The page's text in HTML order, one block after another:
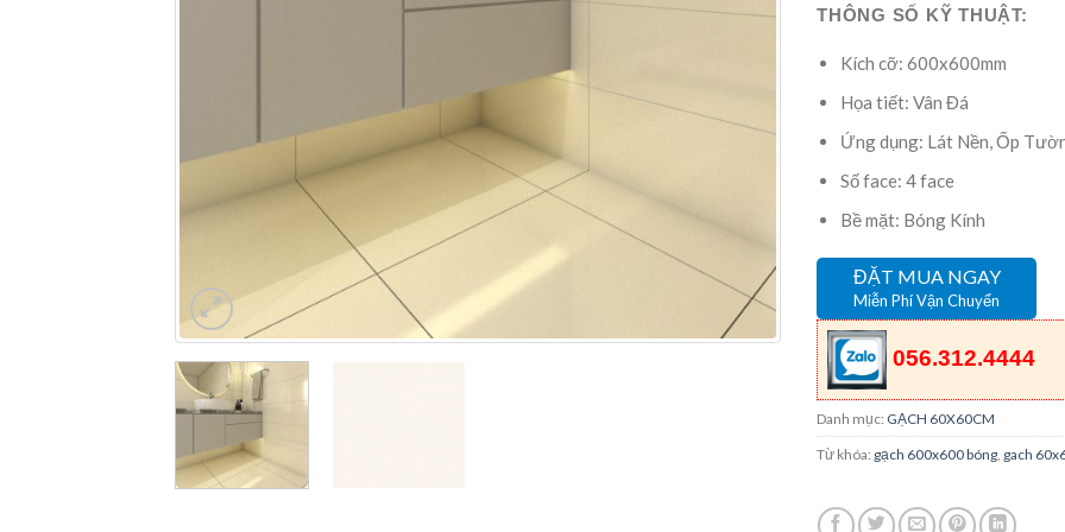
THÔNG SỐ KỸ THUẬT:
Kích cỡ: 600x600mm
Họa tiết: Vân Đá
Ứng dụng: Lát Nền, Ốp
Số face: 4 face
Bề mặt: Bóng Kính
ĐẶT MUA NGAY
Miễn Phí Vận Chuyển
056.312.4444
Danh mục: GẠCH 60X60CM
Từ khóa: gạch 600x600 bóng gach